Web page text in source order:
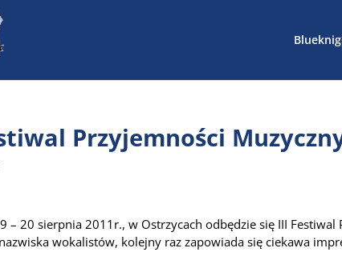
Przyjemności
– 20 sierpnia 2011r., w Ostrzycach odbędzie się III Festiwal
wokalistów, kolejny raz zapowiada się ciekawa